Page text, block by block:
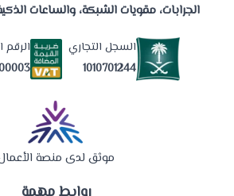
الجرابات، مقويات الشبكة، والساعات
السجل التجاري
1010701244
الرقم
موثق لدى منصة